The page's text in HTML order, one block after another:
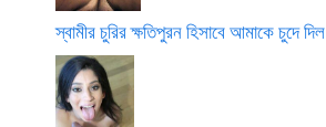
স্বামীর চুরির ক্ষতিপুরন হিসাবে আমাকে চুদে দিল